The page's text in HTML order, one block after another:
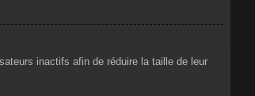
inactifs afin de réduire la taille de leur